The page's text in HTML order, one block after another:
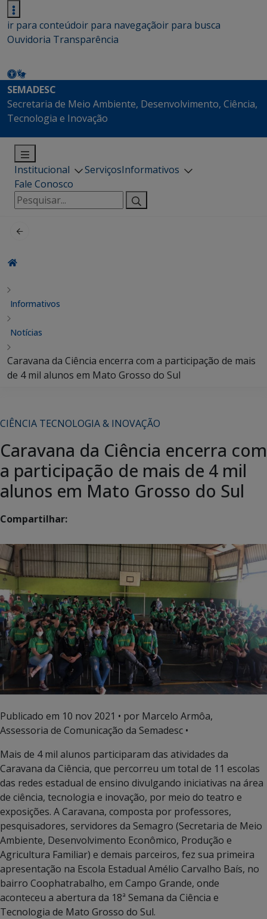
ir para conteúdoir para navegaçãoir para busca
Ouvidoria Transparência
SEMADESC
Secretaria de Meio Ambiente, Desenvolvimento, Ciência,
Tecnologia e Inovação
Institucional ServiçosInformativos
Fale Conosco
Pesquisar
por:
Informativos
Notícias
Caravana da Ciência encerra com a participação de mais
de 4 mil alunos em Mato Grosso do Sul
CIÊNCIA TECNOLOGIA & INOVAÇÃO
Caravana da Ciência encerra com
a participação de mais de 4 mil
alunos em Mato Grosso do Sul
Compartilhar:
Publicado em 10 nov 2021 • por Marcelo Armôa,
Assessoria de Comunicação da Semadesc •
Mais de 4 mil alunos participaram das atividades da
Caravana da Ciência, que percorreu um total de 11 escolas
das redes estadual de ensino divulgando iniciativas na área
de ciência, tecnologia e inovação, por meio do teatro e
exposições. A Caravana, composta por professores,
pesquisadores, servidores da Semagro (Secretaria de Meio
Ambiente, Desenvolvimento Econômico, Produção e
Agricultura Familiar) e demais parceiros, fez sua primeira
apresentação na Escola Estadual Amélio Carvalho Baís, no
bairro Coophatrabalho, em Campo Grande, onde
aconteceu a abertura da 18ª Semana da Ciência e
Tecnologia de Mato Grosso do Sul.